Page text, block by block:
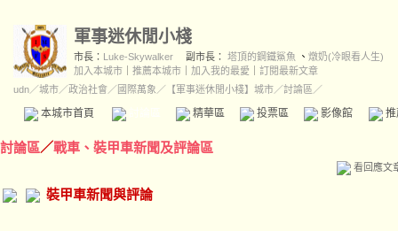
軍事迷休閒小棧
市長： Luke-Skywalker 副市長： 塔頂的鋼鐵鯊魚 、 燉奶(冷眼看人生)
加入本城市
推薦本城市 加入我的最愛
訂閱最新文章
udn／城市／政治社會 ／國際萬象 ／ 【軍事迷休閒小棧】城市／討論區／
本城市首頁 精華區 投票區 影像館
討論區／戰車、裝甲車新聞及評論區
看回應文
裝甲車新聞與評論